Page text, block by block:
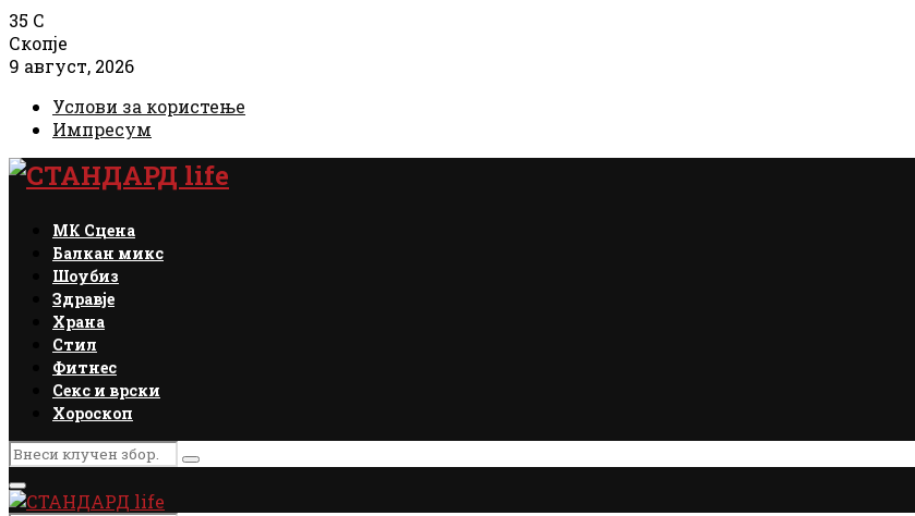
35 C
Скопје
9 август, 2026
Услови за користење
Импресум
Facebook
Instagram
Email
Rss
МК Сцена
Балкан микс
Шоубиз
Здравје
Храна
Стил
Фитнес
Секс и врски
Хороскоп
Search
for:
Search
Primary